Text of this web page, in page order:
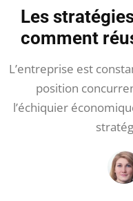
Les
comment
L’entreprise est
position
l’échiquier